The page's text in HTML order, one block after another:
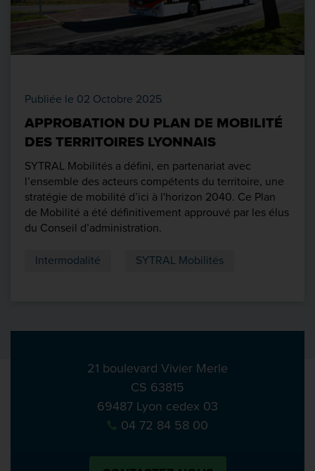
Publiée le 02 Octobre 2025
APPROBATION DU PLAN DE MOBILITÉ
DES TERRITOIRES LYONNAIS
SYTRAL Mobilités a défini, en partenariat avec
l’ensemble des acteurs compétents du territoire, une
stratégie de mobilité d’ici à l'horizon 2040. Ce Plan
de Mobilité a été définitivement approuvé par les élus
du Conseil d’administration.
Intermodalité SYTRAL Mobilités
21 boulevard Vivier Merle
CS 63815
69487 Lyon cedex 03
04 72 84 58 00